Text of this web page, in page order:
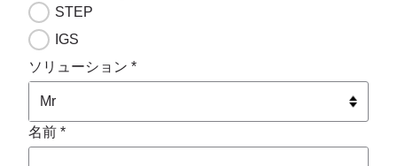
STEP
IGS
ソリューション *
名前 *